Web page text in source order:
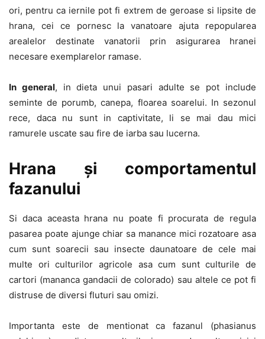
ori, pentru ca iernile pot fi extrem de geroase si lipsite de
hrana, cei ce pornesc la vanatoare ajuta repopularea
arealelor destinate vanatorii prin asigurarea hranei
necesare exemplarelor ramase.
In general, in dieta unui pasari adulte se pot include
seminte de porumb, canepa, floarea soarelui. In sezonul
rece, daca nu sunt in captivitate, li se mai dau mici
ramurele uscate sau fire de iarba sau lucerna.
Hrana și comportamentul
fazanului
Si daca aceasta hrana nu poate fi procurata de regula
pasarea poate ajunge chiar sa manance mici rozatoare asa
cum sunt soarecii sau insecte daunatoare de cele mai
multe ori culturilor agricole asa cum sunt culturile de
cartori (mananca gandacii de colorado) sau altele ce pot fi
distruse de diversi fluturi sau omizi.
Importanta este de mentionat ca fazanul (phasianus